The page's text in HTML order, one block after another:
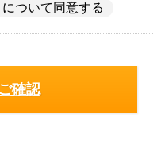
について同意する